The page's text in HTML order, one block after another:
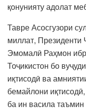
қонунияту адолат
Тавре Асосгузори
миллат, Президенти
Эмомалӣ Раҳмон
Тоҷикистон бо
иқтисодӣ ва
бемайлони
ба ин васила